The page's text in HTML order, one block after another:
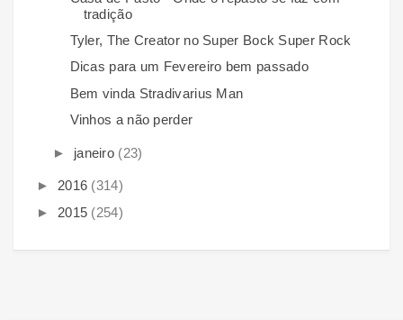
tradição
Tyler, The Creator no Super Bock Super Rock
Dicas para um Fevereiro bem passado
Bem vinda Stradivarius Man
Vinhos a não perder
► janeiro (23)
► 2016 (314)
► 2015 (254)